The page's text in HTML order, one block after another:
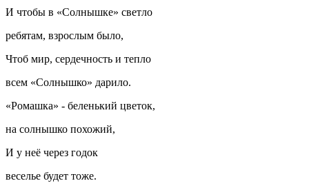
И чтобы в «Солнышке» светло
ребятам, взрослым было,
Чтоб мир, сердечность и тепло
всем «Солнышко» дарило.
«Ромашка» - беленький цветок,
на солнышко похожий,
И у неё через годок
веселье будет тоже.